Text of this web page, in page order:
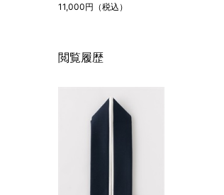
11,000円（税込）
閲覧履歴